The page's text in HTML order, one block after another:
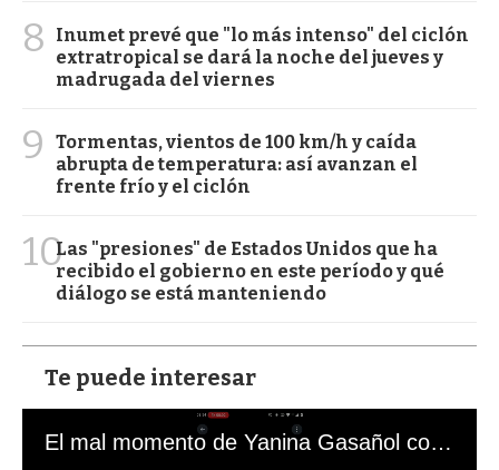
8
Inumet prevé que "lo más intenso" del ciclón
extratropical se dará la noche del jueves y
madrugada del viernes
9
Tormentas, vientos de 100 km/h y caída
abrupta de temperatura: así avanzan el
frente frío y el ciclón
10Las "presiones" de Estados Unidos que ha
recibido el gobierno en este período y qué
diálogo se está manteniendo
Te puede interesar
El mal momento de Yanina Gasañol con un hincha argentino en "Subrayado"